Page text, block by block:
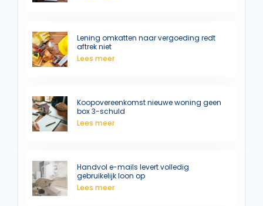
Lening omkatten naar vergoeding redt
aftrek niet
Lees meer
Koopovereenkomst nieuwe woning geen
box 3-schuld
Lees meer
Handvol e-mails levert volledig
gebruikelijk loon op
Lees meer